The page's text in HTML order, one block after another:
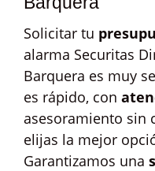
Solicitar tu
alarma Securitas
Barquera es muy
es rápido, con
asesoramiento sin
elijas la mejor
Garantizamos una